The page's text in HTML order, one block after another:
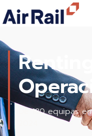
Renting
De 180 equipas